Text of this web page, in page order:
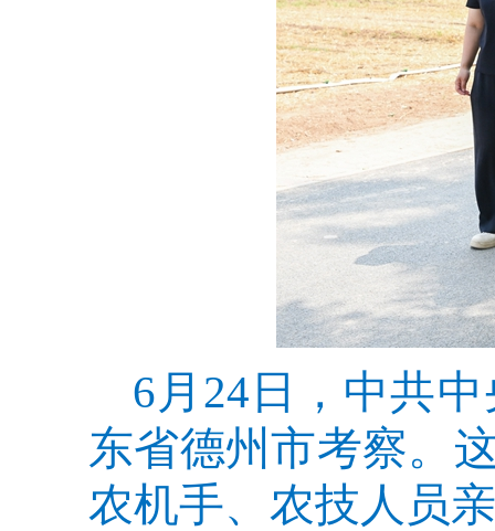
6月24日，中共
东省德州市考察。
农机手、农技人员